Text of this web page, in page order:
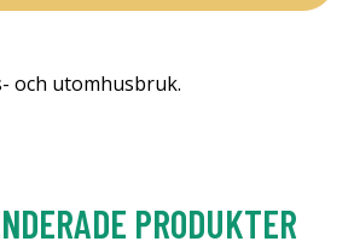
och utomhusbruk.
PRODUKTER